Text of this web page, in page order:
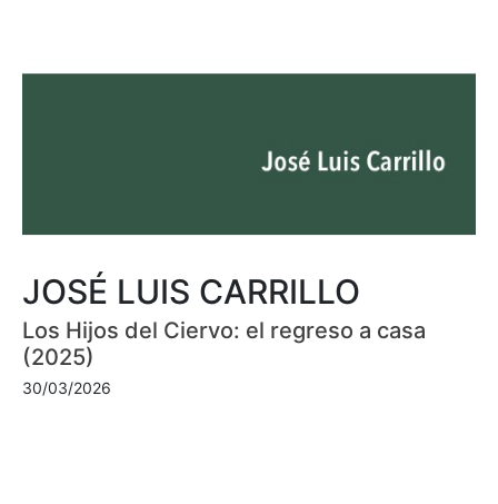
JOSÉ LUIS CARRILLO
Los Hijos del Ciervo: el regreso a casa
(2025)
30/03/2026